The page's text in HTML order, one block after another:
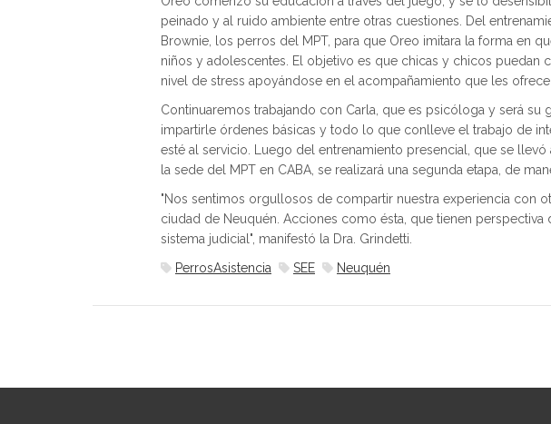
peinado y al ruido ambiente entre otras cuestiones. Del
Brownie, los perros del MPT, para que Oreo imitara la forma en
niños y adolescentes. El objetivo es que chicas y chicos puedan
nivel de stress apoyándose en el acompañamiento que les
Continuaremos trabajando con Carla, que es psicóloga y será su
impartirle órdenes básicas y todo lo que conlleve el trabajo de
esté al servicio. Luego del entrenamiento presencial, que se
la sede del MPT en CABA, se realizará una segunda etapa, de
"Nos sentimos orgullosos de compartir nuestra experiencia con
ciudad de Neuquén. Acciones como ésta, que tienen
sistema judicial", manifestó la Dra. Grindetti.
PerrosAsistencia
SEE Neuquén